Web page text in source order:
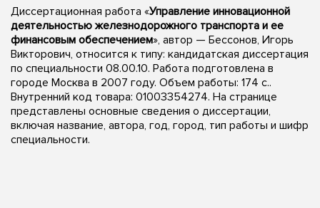
Диссертационная работа «Управление инновационной
деятельностью железнодорожного транспорта и ее
финансовым обеспечением», автор — Бессонов, Игорь
Викторович, относится к типу: кандидатская диссертация
по специальности 08.00.10. Работа подготовлена в
городе Москва в 2007 году. Объем работы: 174 с..
Внутренний код товара: 01003354274. На странице
представлены основные сведения о диссертации,
включая название, автора, год, город, тип работы и шифр
специальности.